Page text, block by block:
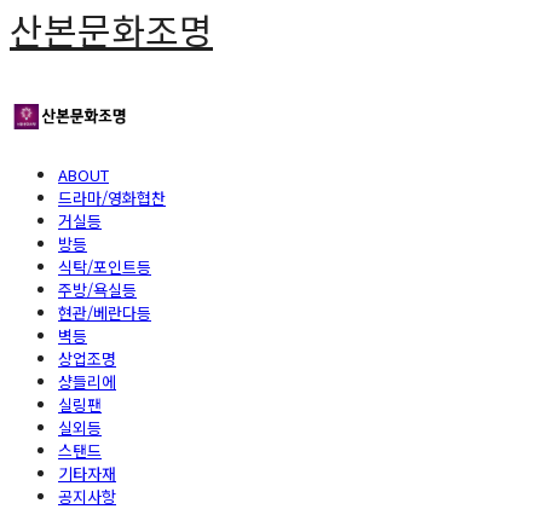
산본문화조명
ABOUT
드라마/영화협찬
거실등
방등
식탁/포인트등
주방/욕실등
현관/베란다등
벽등
상업조명
샹들리에
실링팬
실외등
스탠드
기타자재
공지사항